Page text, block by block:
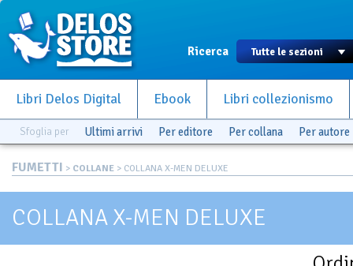
Ricerca
Libri Delos Digital Ebook Libri collezionismo
Sfoglia per Ultimi arrivi Per editore Per collana Per autore
FUMETTI > COLLANE > COLLANA X-MEN DELUXE
COLLANA X-MEN DELUXE